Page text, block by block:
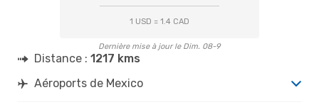
1 USD = 1.4 CAD
Dernière mise à jour le Dim. 08-9
Distance : 1217 kms
Aéroports de Mexico